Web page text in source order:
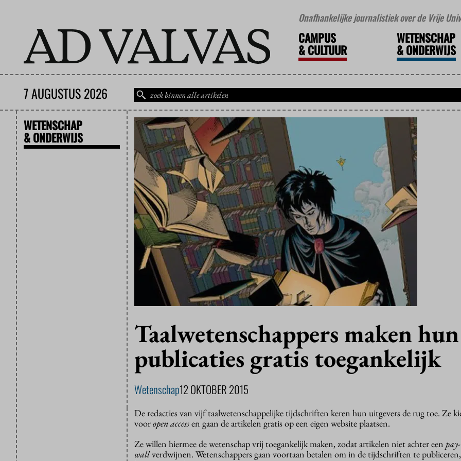
Onafhankelijke journalistiek over de Vrije
CAMPUS
&CULTUUR
WETENSCHAP
&ONDERWIJS
7 AUGUSTUS 2026
WETENSCHAP
& ONDERWIJS
Taalwetenschappers maken hun
publicaties gratis toegankelijk
Wetenschap12 OKTOBER 2015
De redacties van vijf taalwetenschappelijke tijdschriften keren hun uitgevers de rug toe. Ze
vooropen accessen gaan de artikelen gratis op een eigen website plaatsen.
Ze willen hiermee de wetenschap vrij toegankelijk maken, zodat artikelen niet achter een pay-
wallverdwijnen. Wetenschappers gaan voortaan betalen om in de tijdschriften te